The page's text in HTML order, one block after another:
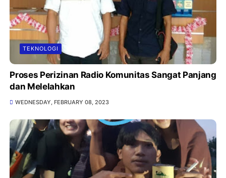
TEKNOLOGI
Proses Perizinan Radio Komunitas Sangat Panjang
dan Melelahkan
WEDNESDAY, FEBRUARY 08, 2023